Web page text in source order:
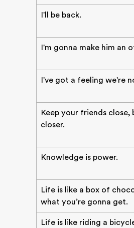
I'll be back.
I'm gonna make him an
I've got a feeling we're
Keep your friends close,
closer.
Knowledge is power.
Life is like a box of
what you’re gonna get.
Life is like riding a